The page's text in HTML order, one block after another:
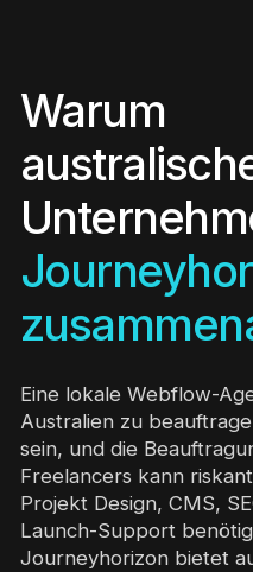
Warum
Eine lokale Webflow-
Australien zu
sein, und die
Freelancers kann
Projekt Design, CMS,
Launch-Support
Journeyhorizon bietet